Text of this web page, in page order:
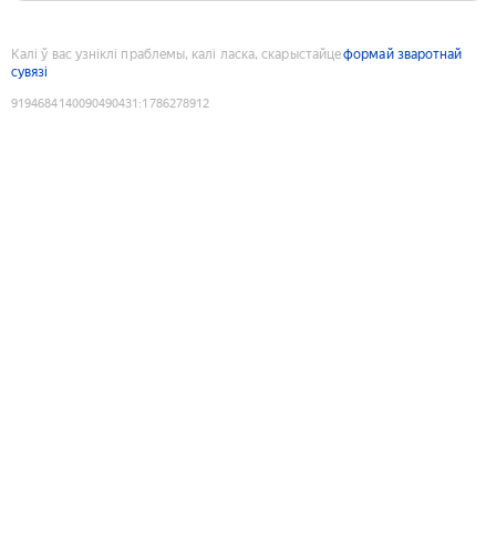
Калі ў вас узніклі праблемы, калі ласка, скарыстайцеформай зваротнай
сувязі
9194684140090490431 :1786278912